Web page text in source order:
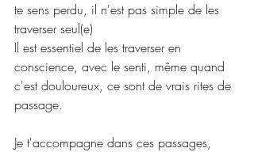
te sens perdu, il n'est pas simple de les
traverser seul(e)
Il est essentiel de les traverser en
conscience, avec le senti, même quand
c'est douloureux, ce sont de vrais rites de
passage.
Je t'accompagne dans ces passages,